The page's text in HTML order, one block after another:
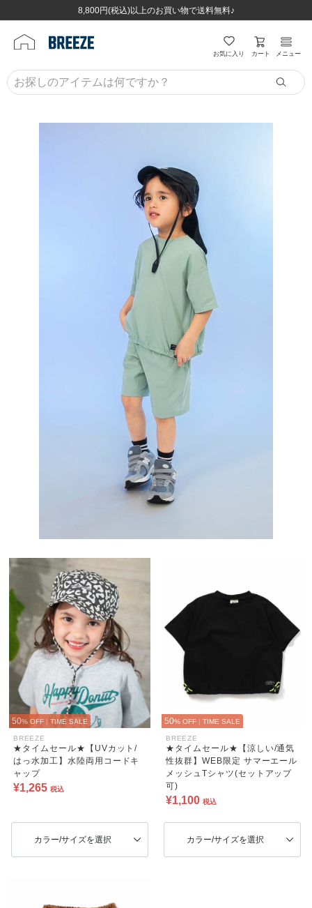
8,800円(税込)以上のお買い物で送料無料♪
ほぼ全品半額！！8/12(水)お昼12:59まで！！
8,800円(税込)以上のお買い物で送料無料♪
ほぼ全品半額！！8/12(水)お昼12:59まで！！
お気に入り カート メニュー
50% OFF | TIME SALE
BREEZE
★タイムセール★【UVカット/
はっ水加工】水陸両用コードキ
ャップ
¥1,265 税込
カラー/サイズを選択
50% OFF | TIME SALE
BREEZE
★タイムセール★【涼しい/通気
性抜群】WEB限定 サマーエール
メッシュTシャツ(セットアップ
可)
¥1,100 税込
カラー/サイズを選択